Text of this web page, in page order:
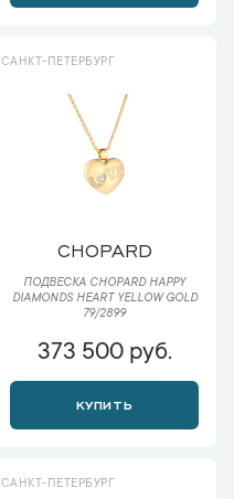
САНКТ-ПЕТЕРБУРГ
CHOPARD
ПОДВЕСКА CHOPARD HAPPY
DIAMONDS HEART YELLOW GOLD
79/2899
373 500 руб.
КУПИТЬ
САНКТ-ПЕТЕРБУРГ